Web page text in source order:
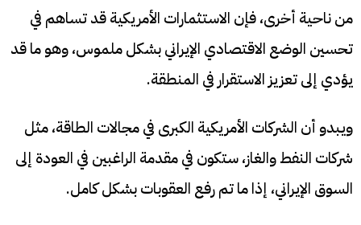
من ناحية أخرى، فإن الاستثمارات الأمريكية قد تساهم في
تحسين الوضع الاقتصادي الإيراني بشكل ملموس، وهو ما قد
يؤدي إلى تعزيز الاستقرار في المنطقة.
ويبدو أن الشركات الأمريكية الكبرى في مجالات الطاقة، مثل
شركات النفط والغاز، ستكون في مقدمة الراغبين في العودة إلى
السوق الإيراني، إذا ما تم رفع العقوبات بشكل كامل.